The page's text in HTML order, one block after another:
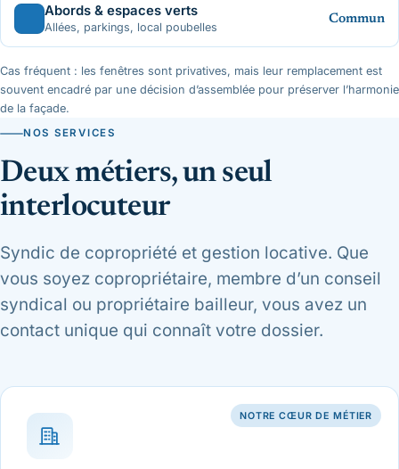
Abords & espaces verts
Allées, parkings, local poubelles
Commun
Cas fréquent : les fenêtres sont privatives, mais leur remplacement est
souvent encadré par une décision d’assemblée pour préserver l’harmonie
de la façade.
NOS SERVICES
Deux métiers, un seul
interlocuteur
Syndic de copropriété et gestion locative. Que
vous soyez copropriétaire, membre d’un conseil
syndical ou propriétaire bailleur, vous avez un
contact unique qui connaît votre dossier.
NOTRE CŒUR DE MÉTIER